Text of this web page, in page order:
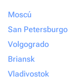
Moscú
San Petersburgo
Volgogrado
Briansk
Vladivostok